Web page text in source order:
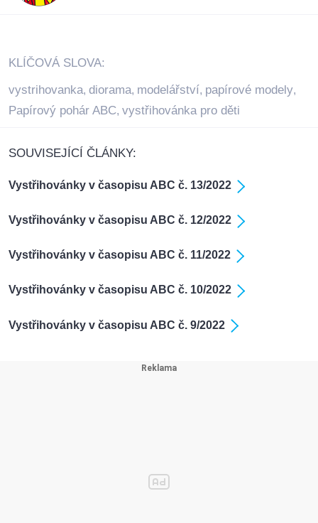
KLÍČOVÁ SLOVA:
vystrihovanka, diorama, modelářství, papírové modely,
Papírový pohár ABC, vystřihovánka pro děti
SOUVISEJÍCÍ ČLÁNKY:
Vystřihovánky v časopisu ABC č. 13/2022
Vystřihovánky v časopisu ABC č. 12/2022
Vystřihovánky v časopisu ABC č. 11/2022
Vystřihovánky v časopisu ABC č. 10/2022
Vystřihovánky v časopisu ABC č. 9/2022